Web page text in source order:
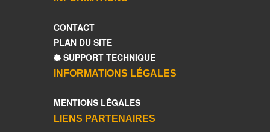
CONTACT
PLAN DU SITE
SUPPORT TECHNIQUE
INFORMATIONS LÉGALES
MENTIONS LÉGALES
LIENS PARTENAIRES